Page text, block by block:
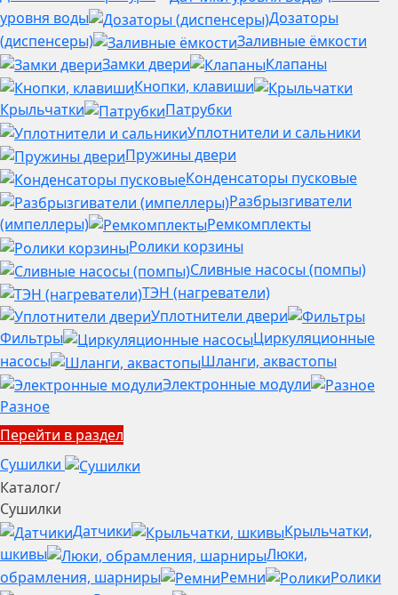
уровня воды
Дозаторы
(диспенсеры)
Заливные ёмкости
Замки двери
Клапаны
Кнопки, клавиши
Крыльчатки
Патрубки
Уплотнители и сальники
Пружины двери
Конденсаторы пусковые
Разбрызгиватели
(импеллеры)
Ремкомплекты
Ролики корзины
Сливные насосы (помпы)
ТЭН (нагреватели)
Уплотнители двери
Фильтры
Циркуляционные
насосы
Шланги, аквастопы
Электронные модули
Разное
Перейти в раздел
Сушилки
Каталог/
Сушилки
Датчики
Крыльчатки,
шкивы
Люки,
обрамления, шарниры
Ремни
Ролики